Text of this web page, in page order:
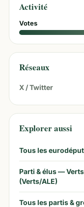
Activité
Votes
Réseaux
X / Twitter
Explorer aussi
Tous les
Parti & élus —
(Verts/ALE)
Tous les partis &